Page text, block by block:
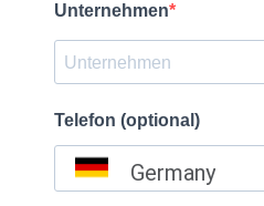
Unternehmen
Telefon (optional)
Germany